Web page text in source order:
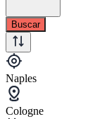
Buscar
Naples
Cologne